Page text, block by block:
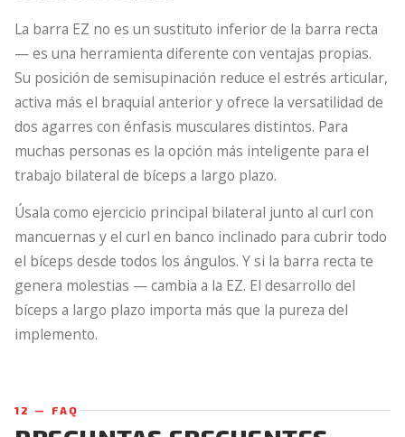
La barra EZ no es un sustituto inferior de la barra recta
— es una herramienta diferente con ventajas propias.
Su posición de semisupinación reduce el estrés articular,
activa más el braquial anterior y ofrece la versatilidad de
dos agarres con énfasis musculares distintos. Para
muchas personas es la opción más inteligente para el
trabajo bilateral de bíceps a largo plazo.
Úsala como ejercicio principal bilateral junto al curl con
mancuernas y el curl en banco inclinado para cubrir todo
el bíceps desde todos los ángulos. Y si la barra recta te
genera molestias — cambia a la EZ. El desarrollo del
bíceps a largo plazo importa más que la pureza del
implemento.
12 — FAQ